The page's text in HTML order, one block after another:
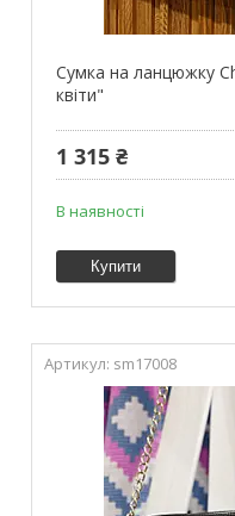
Сумка на ланцюжку
квіти"
1 315 ₴
В наявності
Купити
sm17008